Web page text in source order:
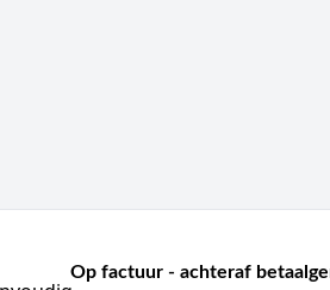
Op factuur - achteraf